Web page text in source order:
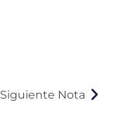
Siguiente Nota